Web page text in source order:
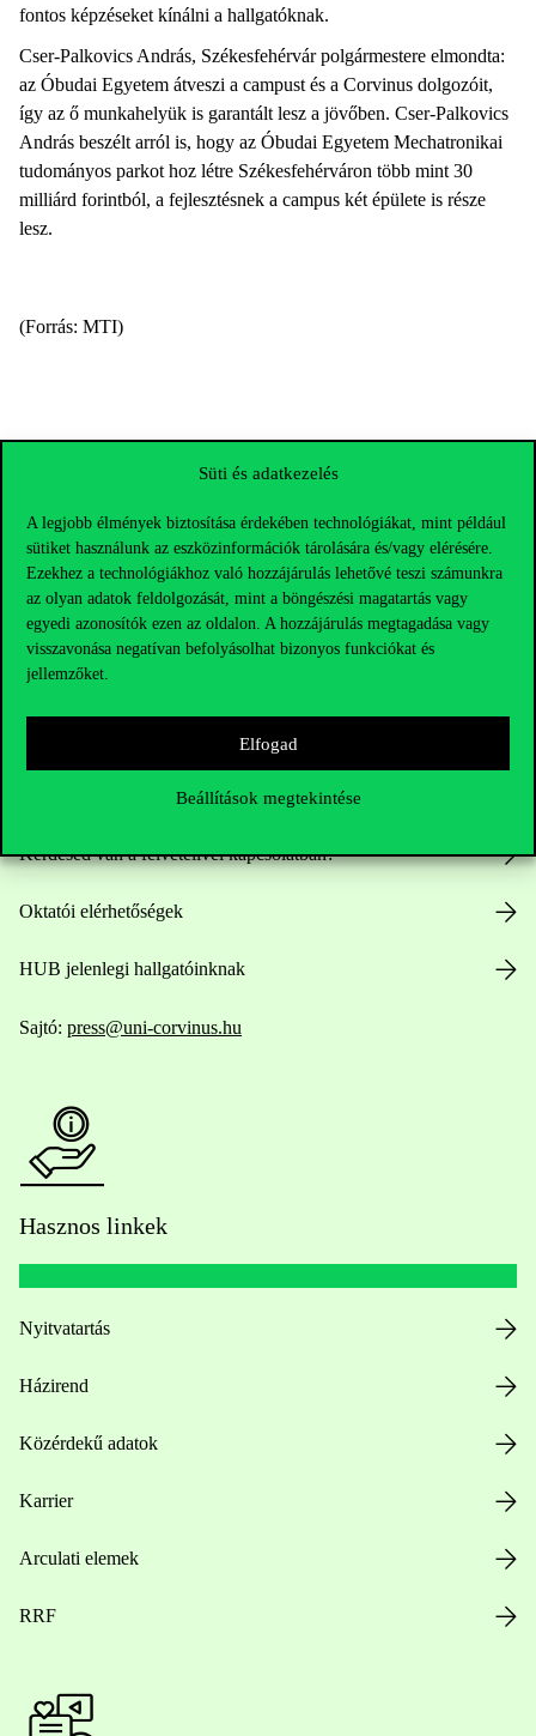
Süti és adatkezelés
A legjobb élmények biztosítása érdekében technológiákat, mint például
sütiket használunk az eszközinformációk tárolására és/vagy elérésére.
Ezekhez a technológiákhoz való hozzájárulás lehetővé teszi számunkra
az olyan adatok feldolgozását, mint a böngészési magatartás vagy
egyedi azonosítók ezen az oldalon. A hozzájárulás megtagadása vagy
visszavonása negatívan befolyásolhat bizonyos funkciókat és
jellemzőket.
Elfogad
Beállítások megtekintése
fontos képzéseket kínálni a hallgatóknak.
Cser-Palkovics András, Székesfehérvár polgármestere elmondta:
az Óbudai Egyetem átveszi a campust és a Corvinus dolgozóit,
így az ő munkahelyük is garantált lesz a jövőben. Cser-Palkovics
András beszélt arról is, hogy az Óbudai Egyetem Mechatronikai
tudományos parkot hoz létre Székesfehérváron több mint 30
milliárd forintból, a fejlesztésnek a campus két épülete is része
lesz.
(Forrás: MTI)
Elérhetőségek
+36 1 482 5000
Kérdésed van a felvételivel kapcsolatban?
Oktatói elérhetőségek
HUB jelenlegi hallgatóinknak
Sajtó: press@uni-corvinus.hu
Hasznos linkek
Nyitvatartás
Házirend
Közérdekű adatok
Karrier
Arculati elemek
RRF